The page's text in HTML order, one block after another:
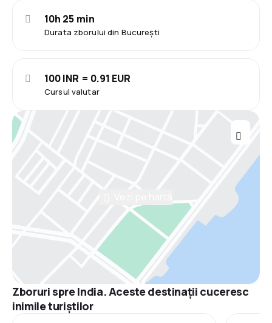
Durata zborului din București
10h 25 min
Cursul valutar
100 INR = 0.91 EUR
Zboruri spre India. Aceste destinații cuceresc
inimile turiștilor